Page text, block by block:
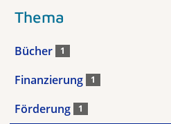
Thema
Bücher 1
Finanzierung 1
Förderung 1